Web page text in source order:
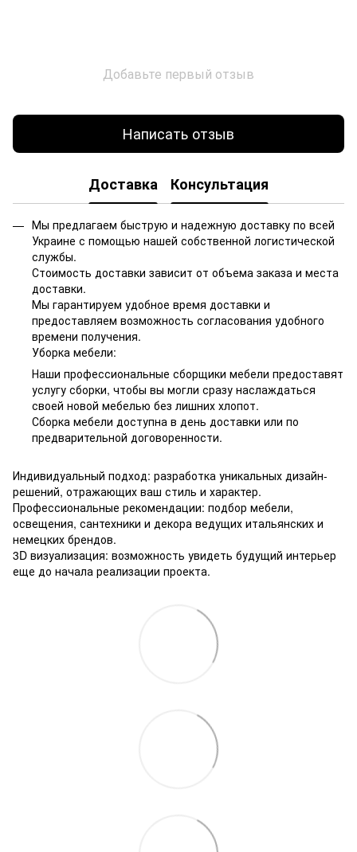
Добавьте первый отзыв
Написать отзыв
Доставка Консультация
Мы предлагаем быструю и надежную доставку по всей
Украине с помощью нашей собственной логистической
службы.
Стоимость доставки зависит от объема заказа и места
доставки.
Мы гарантируем удобное время доставки и
предоставляем возможность согласования удобного
времени получения.
Уборка мебели:
Наши профессиональные сборщики мебели предоставят
услугу сборки, чтобы вы могли сразу наслаждаться
своей новой мебелью без лишних хлопот.
Сборка мебели доступна в день доставки или по
предварительной договоренности.
Индивидуальный подход: разработка уникальных дизайн-
решений, отражающих ваш стиль и характер.
Профессиональные рекомендации: подбор мебели,
освещения, сантехники и декора ведущих итальянских и
немецких брендов.
3D визуализация: возможность увидеть будущий интерьер
еще до начала реализации проекта.